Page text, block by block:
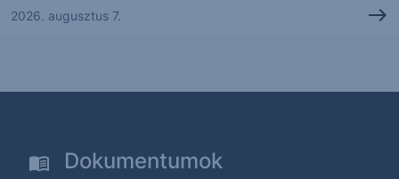
2026. augusztus 7.
Dokumentumok